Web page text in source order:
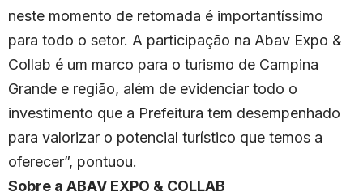
neste momento de retomada é importantíssimo
para todo o setor. A participação na Abav Expo &
Collab é um marco para o turismo de Campina
Grande e região, além de evidenciar todo o
investimento que a Prefeitura tem desempenhado
para valorizar o potencial turístico que temos a
oferecer”, pontuou.
Sobre a ABAV EXPO & COLLAB